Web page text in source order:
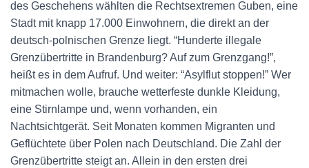
des Geschehens wählten die Rechtsextremen Guben, eine
Stadt mit knapp 17.000 Einwohnern, die direkt an der
deutsch-polnischen Grenze liegt. “Hunderte illegale
Grenzübertritte in Brandenburg? Auf zum Grenzgang!”,
heißt es in dem Aufruf. Und weiter: “Asylflut stoppen!” Wer
mitmachen wolle, brauche wetterfeste dunkle Kleidung,
eine Stirnlampe und, wenn vorhanden, ein
Nachtsichtgerät. Seit Monaten kommen Migranten und
Geflüchtete über Polen nach Deutschland. Die Zahl der
Grenzübertritte steigt an. Allein in den ersten drei